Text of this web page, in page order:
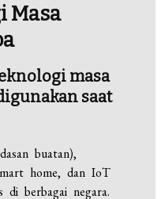
Masa
masa
saat
buatan),
home, dan IoT
di berbagai negara.